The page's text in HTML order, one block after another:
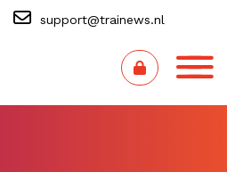
support@trainews.nl